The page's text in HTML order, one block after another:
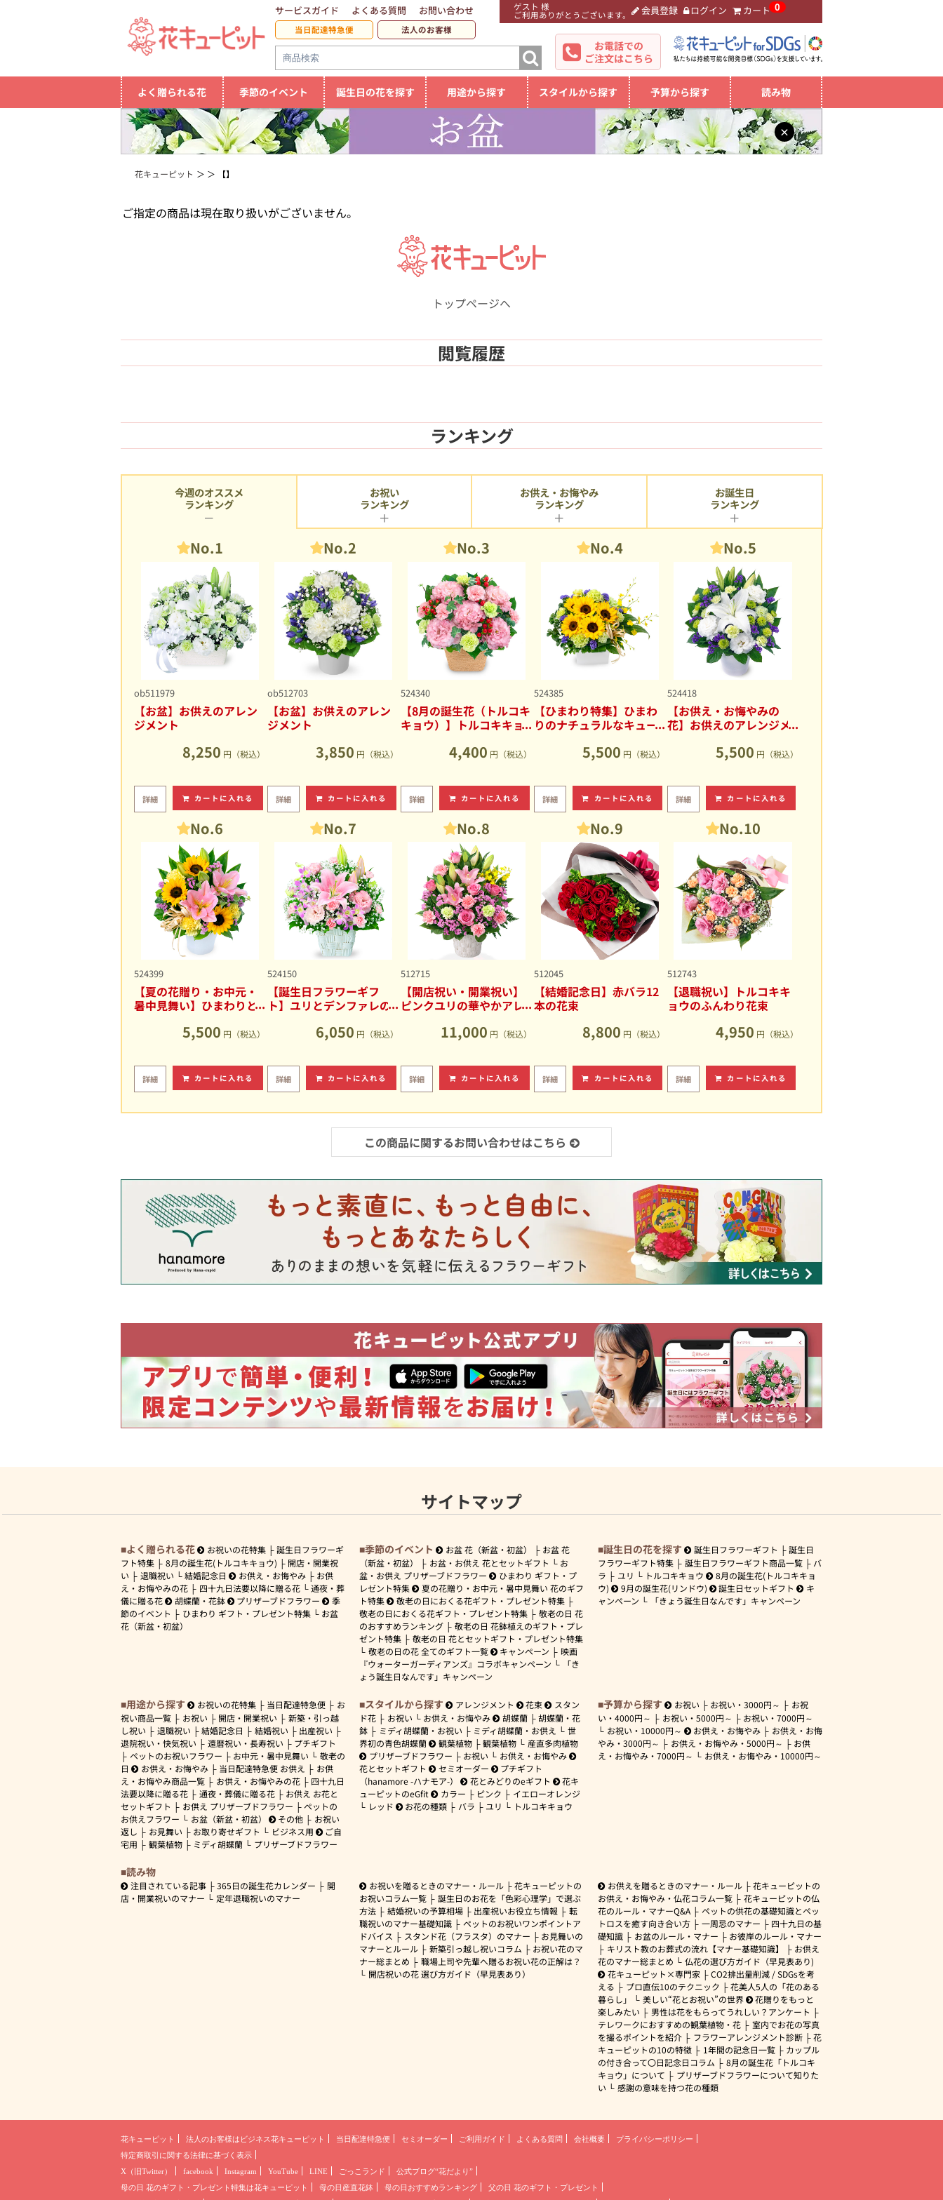
ゲスト 様
ご利用ありがとうございます。 会員登録 ログイン カート 0
サービスガイド よくある質問 お問い合わせ
当日配達特急便 法人のお客様
お電話での
ご注文はこちら
よく贈られる花 季節のイベント 誕生日の花を探す 用途から探す スタイルから探す 予算から探す 読み物
×
花キューピット 【】
ご指定の商品は現在取り扱いがございません。
トップページへ
閲覧履歴
ランキング
今週のオススメ
ランキング
No.1
ob511979
【お盆】お供えのアレン
ジメント
8,250 円（税込）
詳細 カートに入れる
No.2
ob512703
【お盆】お供えのアレン
ジメント
3,850 円（税込）
詳細 カートに入れる
No.3
524340
【8月の誕生花（トルコキ
キョウ）】トルコキキョ
4,400 円（税込）
詳細 カートに入れる
No.4
524385
【ひまわり特集】ひまわ
りのナチュラルなキュー
5,500 円（税込）
詳細 カートに入れる
No.5
524418
【お供え・お悔やみの
花】お供えのアレンジメ
5,500 円（税込）
詳細 カートに入れる
No.6
524399
【夏の花贈り・お中元・
暑中見舞い】ひまわりと
5,500 円（税込）
詳細 カートに入れる
No.7
524150
【誕生日フラワーギフ
ト】ユリとデンファレの
6,050 円（税込）
詳細 カートに入れる
No.8
512715
【開店祝い・開業祝い】
ピンクユリの華やかアレ
11,000 円（税込）
詳細 カートに入れる
No.9
512045
【結婚記念日】赤バラ12
本の花束
8,800 円（税込）
詳細 カートに入れる
No.10
512743
【退職祝い】トルコキキ
ョウのふんわり花束
4,950 円（税込）
詳細 カートに入れる
お祝い
ランキング
お供え・お悔やみ
ランキング
お誕生日
ランキング
この商品に関するお問い合わせはこちら
サイトマップ
よく贈られる花 お祝いの花特集
誕生日フラワーギ
フト特集
8月の誕生花(トルコキキョウ)
開店・開業祝
い
退職祝い 結婚記念日 お供え・お悔やみ
お供
え・お悔やみの花
四十九日法要以降に贈る花
通夜・葬
儀に贈る花
胡蝶蘭・花鉢 プリザーブドフラワー
季
節のイベント
ひまわり ギフト・プレゼント特集
お盆
花（新盆・初盆）
季節のイベント お盆 花（新盆・初盆）
お盆 花
（新盆・初盆）
お盆・お供え 花とセットギフト
お
盆・お供え プリザーブドフラワー
ひまわり ギフト・プ
レゼント特集
夏の花贈り・お中元・暑中見舞い 花のギフ
ト特集
敬老の日におくる花ギフト・プレゼント特集
敬老の日におくる花ギフト・プレゼント特集
敬老の日 花
のおすすめランキング
敬老の日 花鉢植えのギフト・プレ
ゼント特集
敬老の日 花とセットギフト・プレゼント特集
敬老の日の花 全てのギフト一覧
キャンペーン
映画
『ウォーターガーディアンズ』コラボキャンペーン
「き
ょう誕生日なんです」キャンペーン
誕生日の花を探す 誕生日フラワーギフト
誕生日
フラワーギフト特集
誕生日フラワーギフト商品一覧
バ
ラ
ユリ トルコキキョウ
8月の誕生花(トルコキキョ
ウ)
9月の誕生花(リンドウ) 誕生日セットギフト
キ
ャンペーン
「きょう誕生日なんです」キャンペーン
用途から探す お祝いの花特集 当日配達特急便
お
祝い商品一覧
お祝い 開店・開業祝い
新築・引っ越
し祝い
退職祝い 結婚記念日 結婚祝い
出産祝い
退院祝い・快気祝い
還暦祝い・長寿祝い
プチギフト
ペットのお祝いフラワー
お中元・暑中見舞い
敬老の
日
お供え・お悔やみ 当日配達特急便 お供え
お供
え・お悔やみ商品一覧
お供え・お悔やみの花
四十九日
法要以降に贈る花
通夜・葬儀に贈る花
お供え お花と
セットギフト
お供え プリザーブドフラワー
ペットの
お供えフラワー
お盆（新盆・初盆） その他
お祝い
返し
お見舞い お取り寄せギフト ビジネス用
ご自
宅用
観葉植物 ミディ胡蝶蘭 プリザーブドフラワー
スタイルから探す アレンジメント 花束
スタン
ド花
お祝い お供え・お悔やみ 胡蝶蘭
胡蝶蘭・花
鉢
ミディ胡蝶蘭・お祝い ミディ胡蝶蘭・お供え
世
界初の青色胡蝶蘭
観葉植物 観葉植物
産直多肉植物
プリザーブドフラワー
お祝い
お供え・お悔やみ
花とセットギフト
セミオーダー
プチギフト
（hanamore -ハナモア-）
花とみどりのeギフト
花キ
ューピットのeGfit
カラー ピンク
イエローオレンジ
レッド
お花の種類 バラ ユリ トルコキキョウ
予算から探す お祝い お祝い・3000円～
お祝
い・ 4000円～ お祝い・ 5000円～ お祝い・7000円～
お祝い・ 10000円～ お供え・お悔やみ
お供え・お悔
やみ・ 3000円～ お供え・お悔やみ・ 5000円～
お供
え・お悔やみ・ 7000円～ お供え・お悔やみ・ 10000円～
読み物
注目されている記事 365日の誕生花カレンダー
開
店・開業祝いのマナー
定年退職祝いのマナー
お祝いを贈るときのマナー・ルール
花キューピットの
お祝いコラム一覧
誕生日のお花を「色彩心理学」で選ぶ
方法
結婚祝いの予算相場 出産祝いお役立ち情報
転
職祝いのマナー基礎知識
ペットのお祝いワンポイントア
ドバイス
スタンド花（フラスタ）のマナー
お見舞いの
マナーとルール
新築引っ越し祝いコラム
お祝い花のマ
ナー総まとめ
職場上司や先輩へ贈るお祝い花の正解は？
開店祝いの花 選び方ガイド（早見表あり）
お供えを贈るときのマナー・ルール
花キューピットの
お供え・お悔やみ・仏花コラム一覧
花キューピットの仏
花のルール・マナーQ&A
ペットの供花の基礎知識とペッ
トロスを癒す向き合い方
一周忌のマナー
四十九日の基
礎知識
お盆のルール・マナー
お彼岸のルール・マナー
キリスト教のお葬式の流れ【マナー基礎知識】
お供え
花のマナー総まとめ
仏花の選び方ガイド（早見表あり)
花キューピット×専門家
CO2排出量削減 / SDGsを考
える
プロ直伝10のテクニック
花美人5人の「花のある
暮らし」
美しい“花とお祝い”の世界
花贈りをもっと
楽しみたい
男性は花をもらってうれしい？アンケート
テレワークにおすすめの観葉植物・花
室内でお花の写真
を撮るポイントを紹介
フラワーアレンジメント診断
花
キューピットの10の特徴
1年間の記念日一覧
カップル
の付き合って〇日記念日コラム
8月の誕生花「トルコキ
キョウ」について
プリザーブドフラワーについて知りた
い
感謝の意味を持つ花の種類
花キューピット 法人のお客様は ビジネス花キューピット 当日配達特急便 セミオーダー ご利用ガイド よくある質問 会社概要
プライバシーポリシー
特定商取引に関する法律に基づく表示
X（旧Twitter）
facebook Instagram YouTube LINE ごっこランド
公式ブログ“花だより”
母の日 花のギフト・プレゼント 特集は花キューピット 母の日産直花鉢 母の日おすすめランキング
父の日 花のギフト・プレゼント